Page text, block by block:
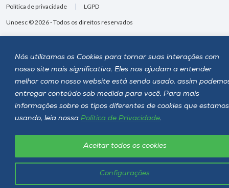
Nós utilizamos os Cookies para tornar suas interações com
nosso site mais significativa. Eles nos ajudam a entender
melhor como nosso website está sendo usado, assim
entregar conteúdo sob medida para você. Para mais
informações sobre os tipos diferentes de cookies que estamos
usando, leia nossa Política de Privacidade.
Configurações
Aceitar todos os cookies
Unoesc © 2026 - Todos os direitos reservados
Política de privacidade LGPD